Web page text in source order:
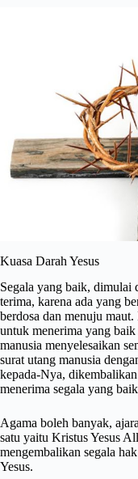
Kuasa Darah Yesus
Segala yang baik,
terima, karena ada yang
berdosa dan menuju
untuk menerima yang
manusia menyelesaikan
surat utang manusia
kepada-Nya,
menerima segala yang
Agama boleh banyak,
satu yaitu Kristus Yesus
mengembalikan segala
Yesus.